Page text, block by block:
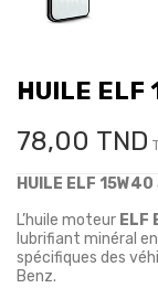
HUILE ELF
78,00 TND
HUILE ELF 15W40
L’huile moteur ELF
lubrifiant minéral
spécifiques des
Benz.